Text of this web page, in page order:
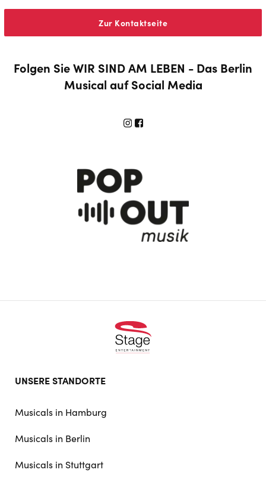
Zur Kontaktseite
Folgen Sie WIR SIND AM LEBEN - Das Berlin
Musical auf Social Media
doormat
UNSERE STANDORTE
Musicals in Hamburg
Musicals in Berlin
Musicals in Stuttgart